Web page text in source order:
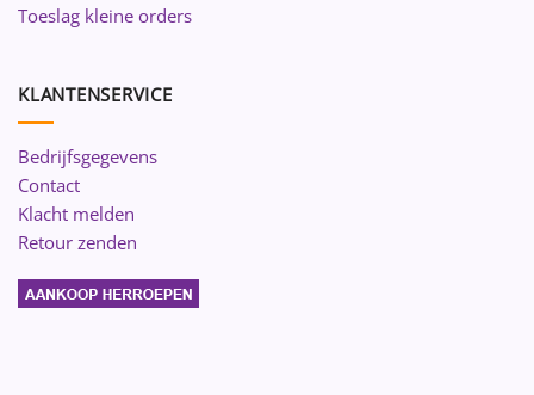
Toeslag kleine orders
KLANTENSERVICE
Bedrijfsgegevens
Contact
Klacht melden
Retour zenden